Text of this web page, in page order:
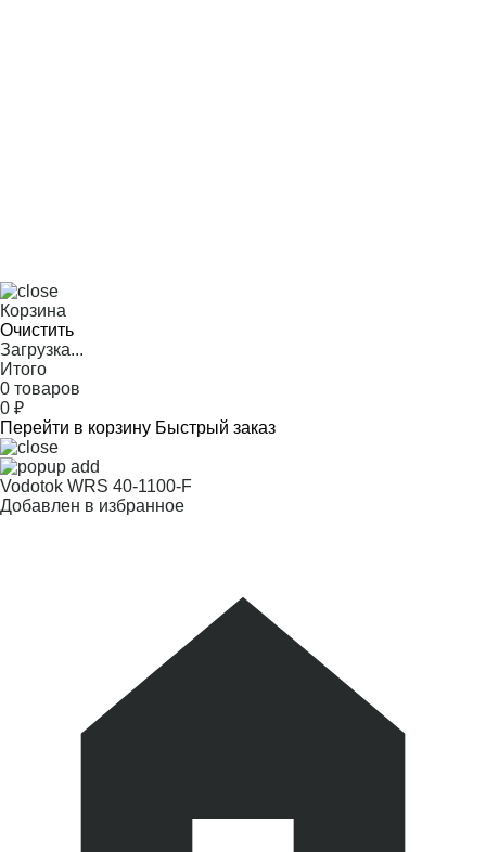
Корзина
Очистить
Загрузка...
Итого
0 товаров
0 ₽
Перейти в корзину Быстрый заказ
Vodotok WRS 40-1100-F
Добавлен в избранное